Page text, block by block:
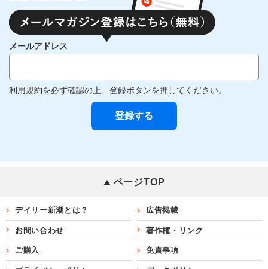
メールアドレス
利用規約を必ず確認の上、登録ボタンを押してください。
ページTOP
デイリー新潮とは？ 広告掲載
お問い合わせ 著作権・リンク
ご購入 免責事項